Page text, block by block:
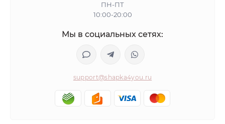
ПН-ПТ
10:00-20:00
Мы в социальных сетях:
support@shapka4you.ru